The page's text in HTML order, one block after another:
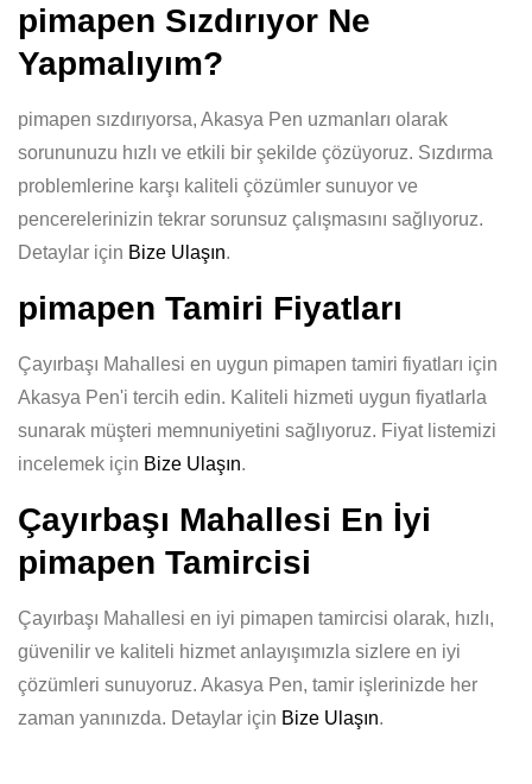
pimapen Sızdırıyor Ne
Yapmalıyım?
pimapen sızdırıyorsa, Akasya Pen uzmanları olarak
sorununuzu hızlı ve etkili bir şekilde çözüyoruz. Sızdırma
problemlerine karşı kaliteli çözümler sunuyor ve
pencerelerinizin tekrar sorunsuz çalışmasını sağlıyoruz.
Detaylar için Bize Ulaşın.
pimapen Tamiri Fiyatları
Çayırbaşı Mahallesi en uygun pimapen tamiri fiyatları için
Akasya Pen'i tercih edin. Kaliteli hizmeti uygun fiyatlarla
sunarak müşteri memnuniyetini sağlıyoruz. Fiyat listemizi
incelemek için Bize Ulaşın.
Çayırbaşı Mahallesi En İyi
pimapen Tamircisi
Çayırbaşı Mahallesi en iyi pimapen tamircisi olarak, hızlı,
güvenilir ve kaliteli hizmet anlayışımızla sizlere en iyi
çözümleri sunuyoruz. Akasya Pen, tamir işlerinizde her
zaman yanınızda. Detaylar için Bize Ulaşın.